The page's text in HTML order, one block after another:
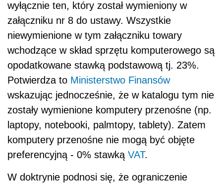
wyłącznie ten, który został wymieniony w
załączniku nr 8 do ustawy. Wszystkie
niewymienione w tym załączniku towary
wchodzące w skład sprzętu komputerowego są
opodatkowane stawką podstawową tj. 23%.
Potwierdza to Ministerstwo Finansów
wskazując jednocześnie, że w katalogu tym nie
zostały wymienione komputery przenośne (np.
laptopy, notebooki, palmtopy, tablety). Zatem
komputery przenośne nie mogą być objęte
preferencyjną - 0% stawką VAT.
W doktrynie podnosi się, że ograniczenie